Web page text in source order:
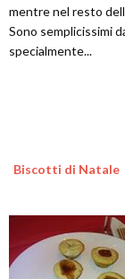
mentre nel resto
Sono semplicissimi
specialmente...
Biscotti di Natale